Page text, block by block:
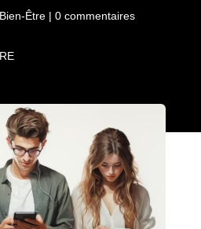
Être| 0 commentaires